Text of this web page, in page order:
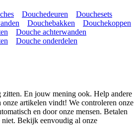
Douchedeuren
Douchesets
Douchebakken
Douchekoppen
Douche achterwanden
Douche onderdelen
zitten. En jouw mening ook. Help andere
onze artikelen vindt! We controleren onze
en door onze mensen. Betalen
Bekijk eenvoudig al onze